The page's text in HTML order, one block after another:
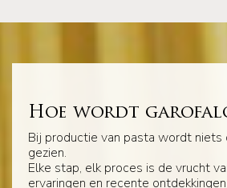
Hoe wordt
Bij productie van pasta wordt niets
gezien.
Elke stap, elk proces is de vrucht
ervaringen en recente